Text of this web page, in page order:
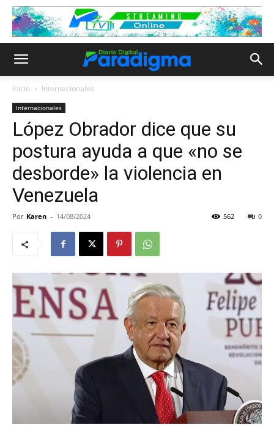
Inicio Internacionales
Internacionales
López Obrador dice que su
postura ayuda a que «no se
desborde» la violencia en
Venezuela
Por Karen - 14/08/2024 0
562